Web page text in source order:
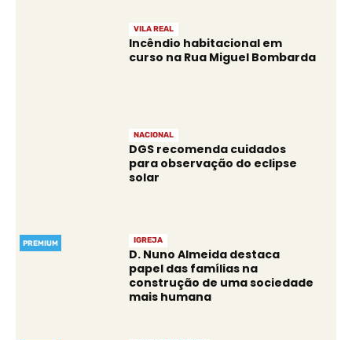
VILA REAL
Incêndio habitacional em
curso na Rua Miguel Bombarda
NACIONAL
DGS recomenda cuidados
para observação do eclipse
solar
PREMIUM IGREJA
D. Nuno Almeida destaca
papel das famílias na
construção de uma sociedade
mais humana